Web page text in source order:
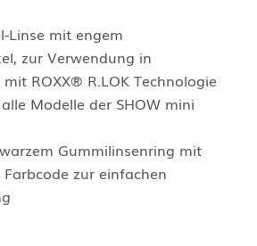
Linse mit engem
zur Verwendung in
ROXX® R.LOK Technologie
Modelle der SHOW mini
Gummilinsenring mit
zur einfachen